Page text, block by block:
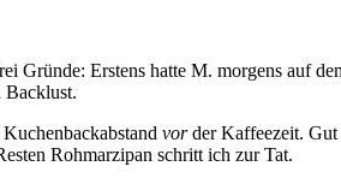
Gründe: Erstens hatte M. morgens auf
vorder Kaffeezeit. Gut
Rohmarzipan schritt ich zur Tat.